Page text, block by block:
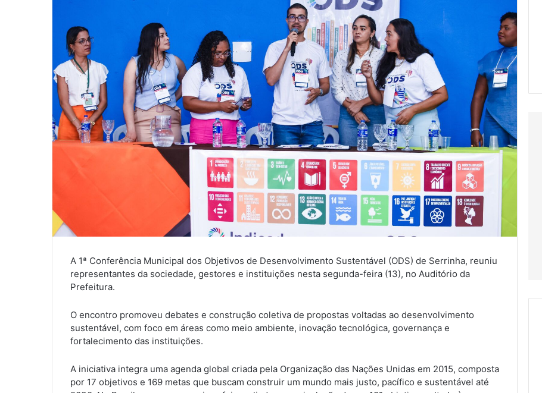
A 1ª Conferência Municipal dos Objetivos de Desenvolvimento Sustentável (ODS) de Serrinha, reuniu
representantes da sociedade, gestores e instituições nesta segunda-feira (13), no Auditório da
Prefeitura.
O encontro promoveu debates e construção coletiva de propostas voltadas ao desenvolvimento
sustentável, com foco em áreas como meio ambiente, inovação tecnológica, governança e
fortalecimento das instituições.
A iniciativa integra uma agenda global criada pela Organização das Nações Unidas em 2015, composta
por 17 objetivos e 169 metas que buscam construir um mundo mais justo, pacífico e sustentável até